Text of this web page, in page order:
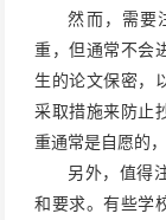
然而，需要
重，但通常不会
生的论文保密，
采取措施来防止
重通常是自愿的
另外，值得
和要求。有些学